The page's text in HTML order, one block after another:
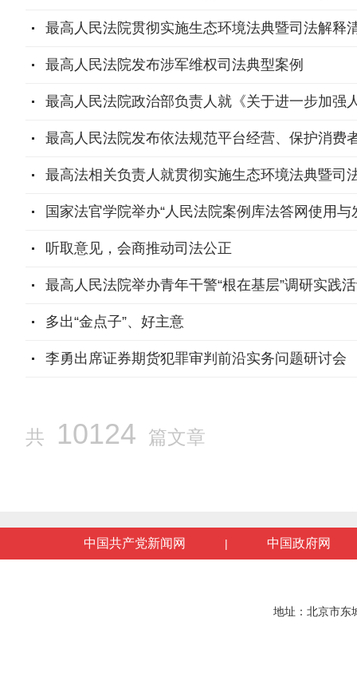
最高人民法院贯彻实施生态环境法典暨司法解释
最高人民法院发布涉军维权司法典型案例
最高人民法院政治部负责人就《关于进一步加强
最高人民法院发布依法规范平台经营、保护消费
最高法相关负责人就贯彻实施生态环境法典暨司
国家法官学院举办“人民法院案例库法答网使用
听取意见，会商推动司法公正
最高人民法院举办青年干警“根在基层”调研实践
多出“金点子”、好主意
李勇出席证券期货犯罪审判前沿实务问题研讨会
共 10124 篇文章
中国共产党新闻网 | 中国政府网
地址：北京市东